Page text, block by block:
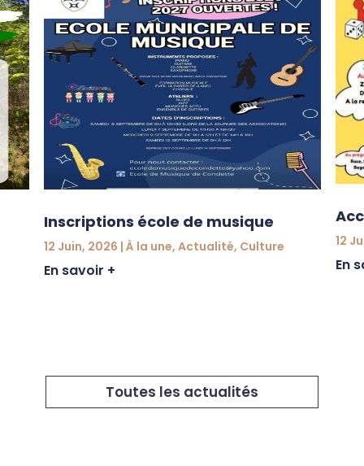
Inscriptions école de musique
12 Juin, 2026 | À la une, Actualité, Culture
En savoir +
12
En
Toutes les actualités